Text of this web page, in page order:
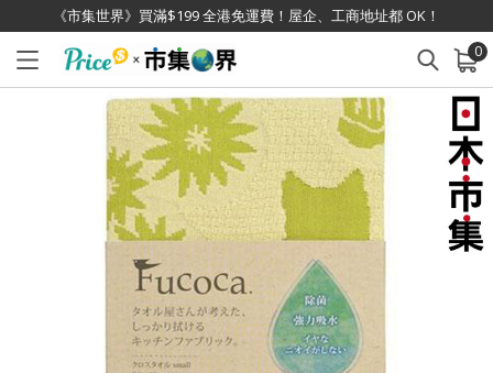
《市集世界》買滿$199 全港免運費！屋企、工商地址都 OK！
0
已加入購物車 查看